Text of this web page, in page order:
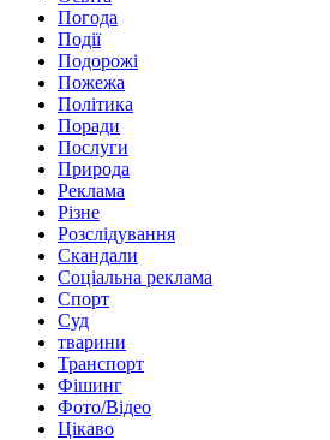
Погода
Події
Подорожі
Пожежа
Політика
Поради
Послуги
Природа
Реклама
Різне
Розслідування
Скандали
Соціальна реклама
Спорт
Суд
тварини
Транспорт
Фішинг
Фото/Відео
Цікаво